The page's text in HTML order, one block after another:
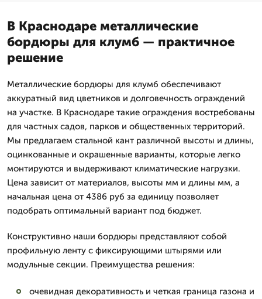
В Краснодаре металлические
бордюры для клумб — практичное
решение
Металлические бордюры для клумб обеспечивают
аккуратный вид цветников и долговечность ограждений
на участке. В Краснодаре такие ограждения востребованы
для частных садов, парков и общественных территорий.
Мы предлагаем стальной кант различной высоты и длины,
оцинкованные и окрашенные варианты, которые легко
монтируются и выдерживают климатические нагрузки.
Цена зависит от материалов, высоты мм и длины мм, а
начальная цена от 4386 руб за единицу позволяет
подобрать оптимальный вариант под бюджет.
Конструктивно наши бордюры представляют собой
профильную ленту с фиксирующими штырями или
модульные секции. Преимущества решения:
очевидная декоративность и четкая граница газона и